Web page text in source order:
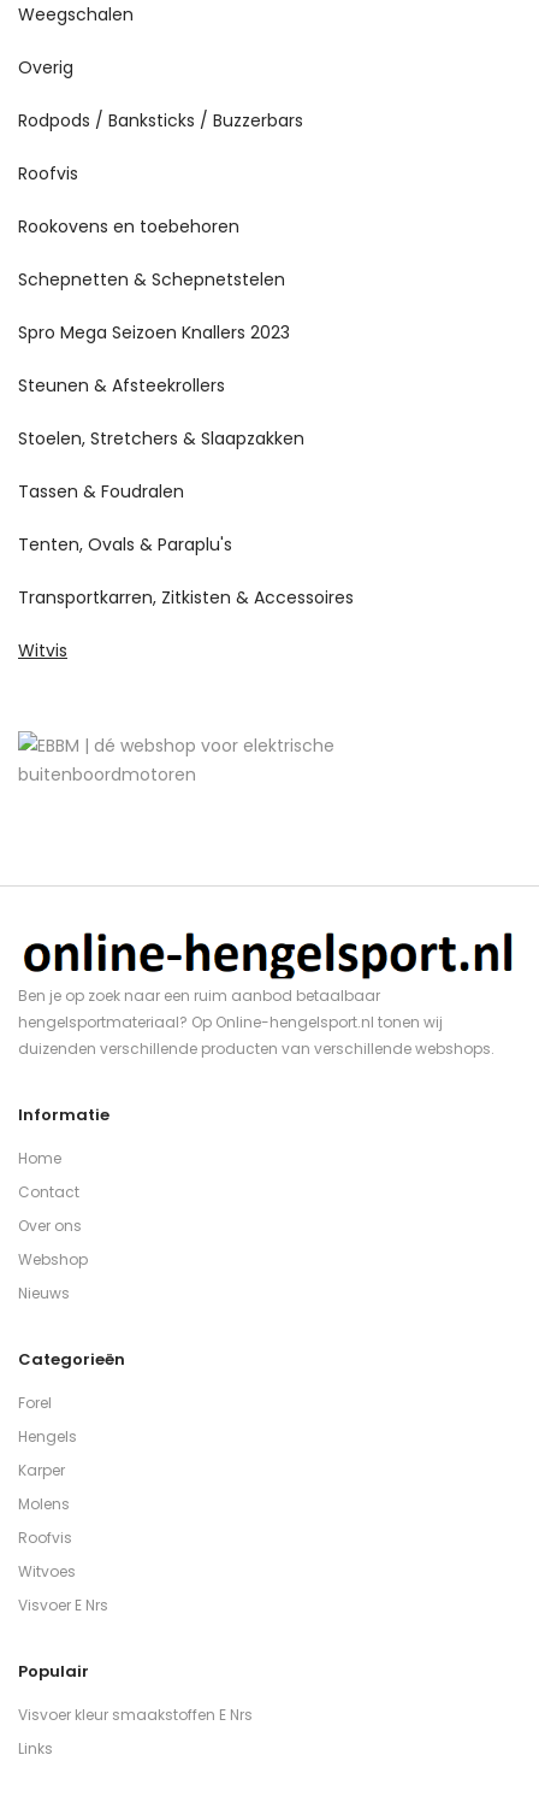
Weegschalen
Overig
Rodpods / Banksticks / Buzzerbars
Roofvis
Rookovens en toebehoren
Schepnetten & Schepnetstelen
Spro Mega Seizoen Knallers 2023
Steunen & Afsteekrollers
Stoelen, Stretchers & Slaapzakken
Tassen & Foudralen
Tenten, Ovals & Paraplu's
Transportkarren, Zitkisten & Accessoires
Witvis
Ben je op zoek naar een ruim aanbod betaalbaar
hengelsportmateriaal? Op Online-hengelsport.nl tonen wij
duizenden verschillende producten van verschillende webshops.
Informatie
Home
Contact
Over ons
Webshop
Nieuws
Categorieën
Forel
Hengels
Karper
Molens
Roofvis
Witvoes
Visvoer E Nrs
Populair
Visvoer kleur smaakstoffen E Nrs
Links